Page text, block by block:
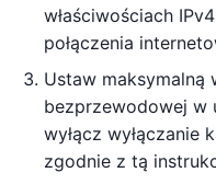
właściwościach
połączenia
Ustaw maksymalną
bezprzewodowej w
wyłącz wyłączanie
zgodnie z tą